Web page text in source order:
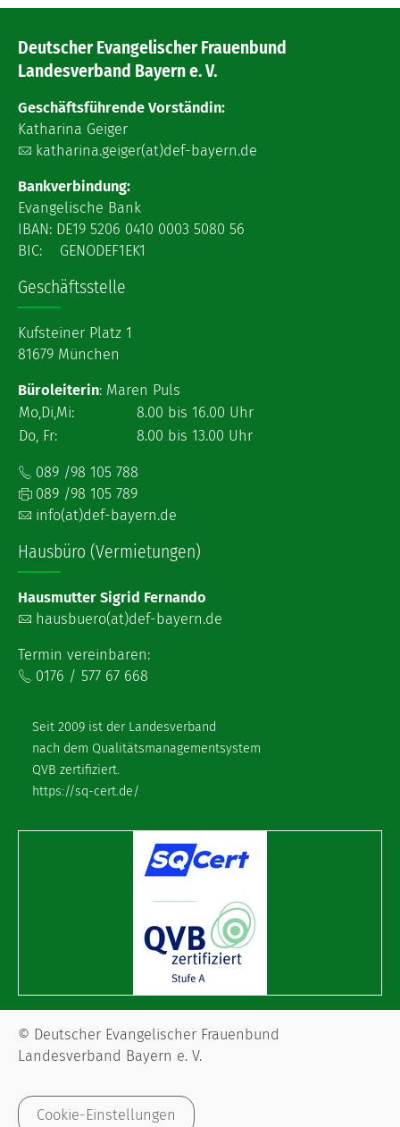
Deutscher Evangelischer Frauenbund
Landesverband Bayern e. V.
Geschäftsführende Vorständin:
Katharina Geiger
katharina.geiger(at)def-bayern.de
Bankverbindung:
Evangelische Bank
IBAN: DE19 5206 0410 0003 5080 56
BIC: GENODEF1EK1
Geschäftsstelle
Kufsteiner Platz 1
81679 München
Büroleiterin: Maren Puls
Mo,Di,Mi:
8.00 bis 16.00 Uhr
Do, Fr:
8.00 bis 13.00 Uhr
089 /98 105 788
089 /98 105 789
info(at)def-bayern.de
Hausbüro (Vermietungen)
Hausmutter Sigrid Fernando
hausbuero(at)def-bayern.de
Termin vereinbaren:
0176 / 577 67 668
Seit 2009 ist der Landesverband
nach dem Qualitätsmanagementsystem
QVB zertifiziert.
https://sq-cert.de/
© Deutscher Evangelischer Frauenbund
Landesverband Bayern e. V.
Cookie-Einstellungen